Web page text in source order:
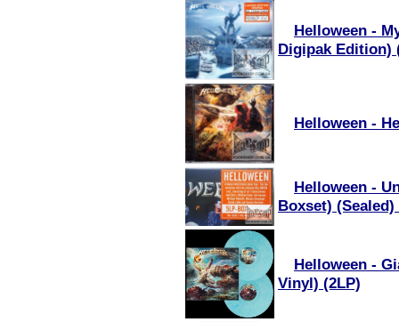
Helloween -
Digipak Edition)
Helloween -
Helloween -
Boxset) (Sealed)
Helloween -
Vinyl) (2LP)